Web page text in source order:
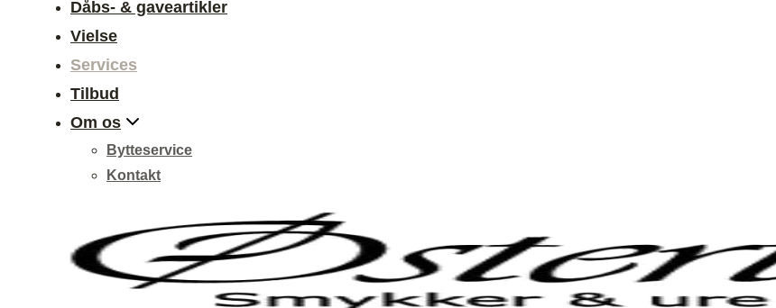
Dåbs- & gaveartikler
Vielse
Services
Tilbud
Om os
Bytteservice
Kontakt